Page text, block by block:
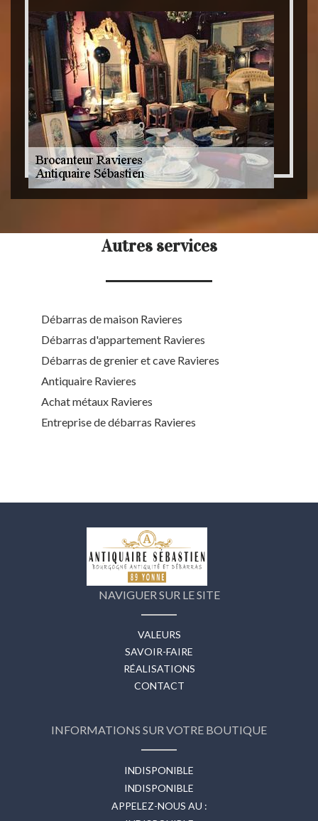
Autres services
Débarras de maison Ravieres
Débarras d'appartement Ravieres
Débarras de grenier et cave Ravieres
Antiquaire Ravieres
Achat métaux Ravieres
Entreprise de débarras Ravieres
NAVIGUER SUR LE SITE
VALEURS
SAVOIR-FAIRE
RÉALISATIONS
CONTACT
INFORMATIONS SUR VOTRE BOUTIQUE
INDISPONIBLE
INDISPONIBLE
APPELEZ-NOUS AU :